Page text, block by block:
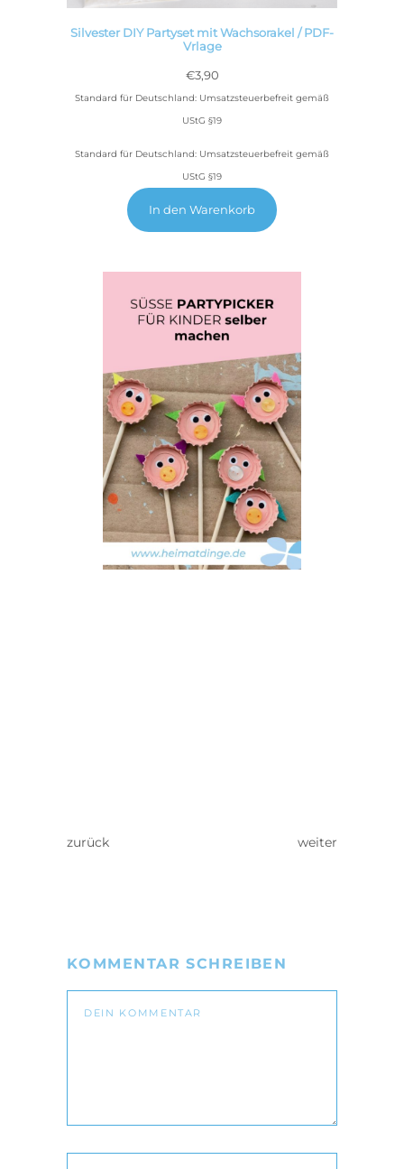
Silvester DIY Partyset mit Wachsorakel / PDF-
Vrlage
€3,90
Standard für Deutschland: Umsatzsteuerbefreit gemäß
UStG §19
Standard für Deutschland: Umsatzsteuerbefreit gemäß
UStG §19
In den Warenkorb
zurück weiter
KOMMENTAR SCHREIBEN